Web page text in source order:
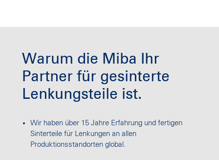
Warum die Miba Ihr
Partner für gesinterte
Lenkungsteile ist.
Wir haben über 15 Jahre Erfahrung und fertigen
Sinterteile für Lenkungen an allen
Produktionsstandorten global.